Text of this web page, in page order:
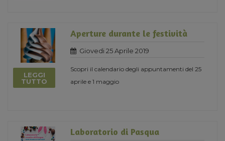
LEGGI
TUTTO
Aperture durante le festività
Giovedi 25 Aprile 2019
Scopri il calendario degli appuntamenti del 25
aprile e 1 maggio
Laboratorio di Pasqua